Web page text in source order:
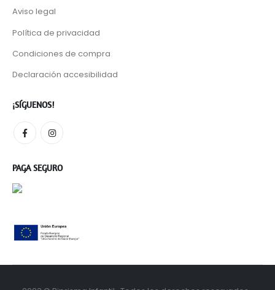
Aviso legal
Política de privacidad
Condiciones de compra
Declaración accesibilidad
¡SÍGUENOS!
PAGA SEGURO